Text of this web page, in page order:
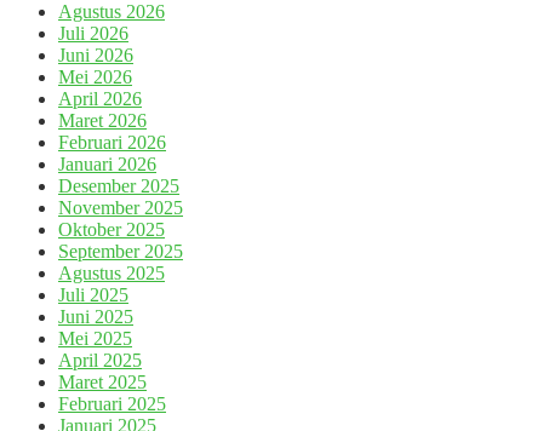
Agustus 2026
Juli 2026
Juni 2026
Mei 2026
April 2026
Maret 2026
Februari 2026
Januari 2026
Desember 2025
November 2025
Oktober 2025
September 2025
Agustus 2025
Juli 2025
Juni 2025
Mei 2025
April 2025
Maret 2025
Februari 2025
Januari 2025